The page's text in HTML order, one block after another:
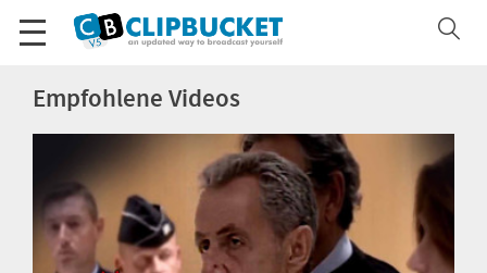
Empfohlene Videos